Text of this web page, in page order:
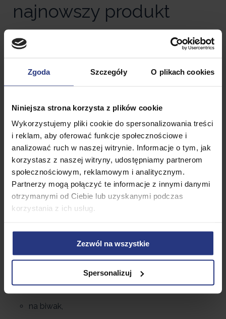
Zgoda Szczegóły O plikach cookies
Niniejsza strona korzysta z plików cookie
Wykorzystujemy pliki cookie do spersonalizowania treści
i reklam, aby oferować funkcje społecznościowe i
analizować ruch w naszej witrynie. Informacje o tym, jak
korzystasz z naszej witryny, udostępniamy partnerom
społecznościowym, reklamowym i analitycznym.
Partnerzy mogą połączyć te informacje z innymi danymi
otrzymanymi od Ciebie lub uzyskanymi podczas
korzystania z ich usług.
Zezwól na wszystkie
Spersonalizuj
najnowszy produkt
marki Corciano©.
jej niecodziennego wyglądu. Barwy nadają jej lekkości
ikojąco wpływają
rozwiązaniem na relaks i spędzenie wolnego czasu na
świeżym powietrzu. Przedmiot został wyposażony w
zadaszenie chroniące przed promieniami UV.
Sztywna, stalowa konstrukcja zapewnia
stabilizację
i bezpieczeństwo
w czasie popołudniowe drzemki
czy relaksu w ogrodowym zaciszu. Cała konstrukcja
została wsparta nastalowych rurach
o średnicy 48
mm. Tkanina została wykonana z poliestru, który
nadaje sią do
łatwego i szybkiego czyszczenia
W zestawie znajduje się instrukcja w języku polskim.
Dbałość o wykonane szczegóły zapewnia wysoki
komfort użytkowania.
Huśtawkę można użyć:
na biwak,